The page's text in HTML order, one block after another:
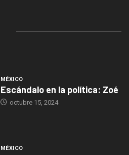
MÉXICO
Escándalo en la política: Zoé
octubre 15, 2024
MÉXICO